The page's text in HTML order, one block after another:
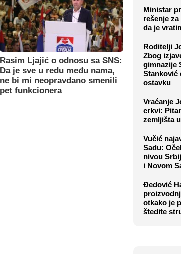
Rasim Ljajić o odnosu sa SNS:
Da je sve u redu među nama,
ne bi mi neopravdano smenili
pet funkcionera
Ministar
rešenje
da je
Roditelji
Zbog
gimnazije
Stanković
ostavku
Vraćanje
crkvi:
zemljišta
Vučić
Sadu:
nivou
i Novom
Đedović
otkako je
štedite